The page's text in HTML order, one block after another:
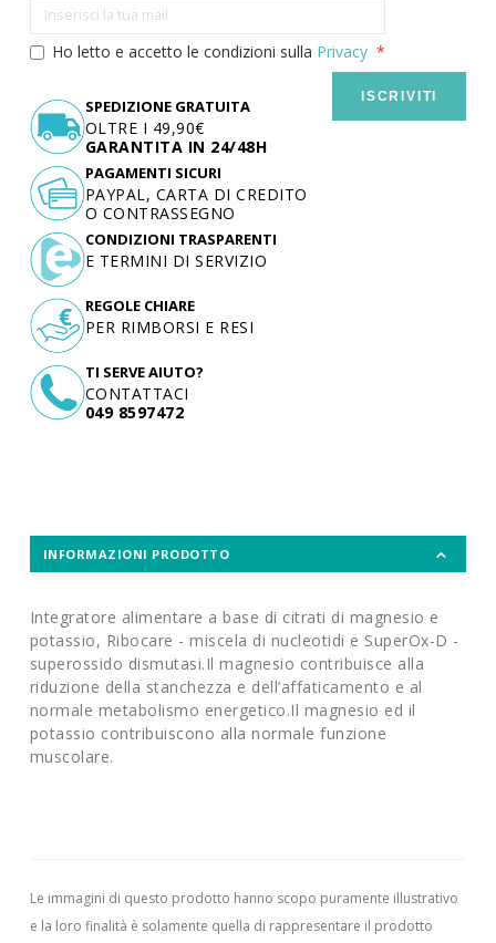
Ho letto e accetto le condizioni sulla Privacy
ISCRIVITI
SPEDIZIONE GRATUITA
OLTRE I 49,90€
GARANTITA IN 24/48H
TI SERVE AIUTO?
CONTATTACI
049 8597472
PAGAMENTI SICURI
PAYPAL, CARTA DI CREDITO
O CONTRASSEGNO
CONDIZIONI TRASPARENTI
E TERMINI DI SERVIZIO
REGOLE CHIARE
PER RIMBORSI E RESI
INFORMAZIONI PRODOTTO
Integratore alimentare a base di citrati di magnesio e
potassio, Ribocare - miscela di nucleotidi e SuperOx-D -
superossido dismutasi.Il magnesio contribuisce alla
riduzione della stanchezza e dell’affaticamento e al
normale metabolismo energetico.Il magnesio ed il
potassio contribuiscono alla normale funzione
muscolare.
Le immagini di questo prodotto hanno scopo puramente illustrativo
e la loro finalità è solamente quella di rappresentare il prodotto